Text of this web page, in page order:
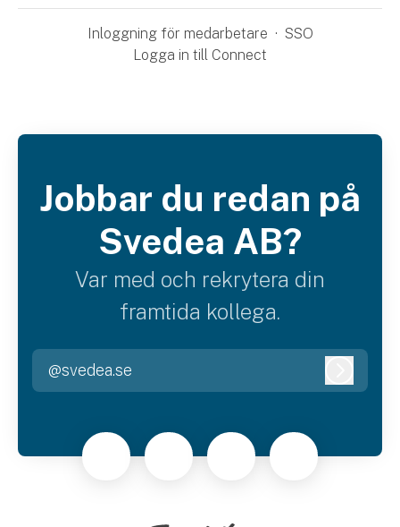
Inloggning för medarbetare · SSO
Logga in till Connect
Jobbar du redan på
Svedea AB?
Var med och rekrytera din
framtida kollega.
@svedea.se